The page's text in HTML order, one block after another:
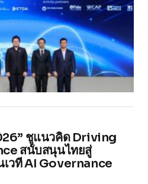
ชูแนวคิด Driving
สนับสนุนไทยสู่
วที AI Governance